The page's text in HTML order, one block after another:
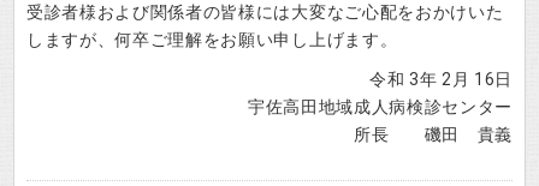
受診者様および関係者の皆様には大変なご心配をおかけいた
しますが、何卒ご理解をお願い申し上げます。
令和 3年 2月 16日
宇佐高田地域成人病検診センター
所長 磯田 貴義